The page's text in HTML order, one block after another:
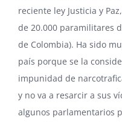
reciente ley Justicia y Paz
de 20.000 paramilitares
de Colombia). Ha sido
país porque se la
impunidad de
y no va a resarcir a sus
algunos parlamentarios